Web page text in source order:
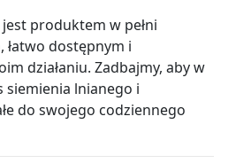
produktem w pełni
dostępnym i
działaniu. Zadbajmy, aby w
siemienia lnianego i
do swojego codziennego